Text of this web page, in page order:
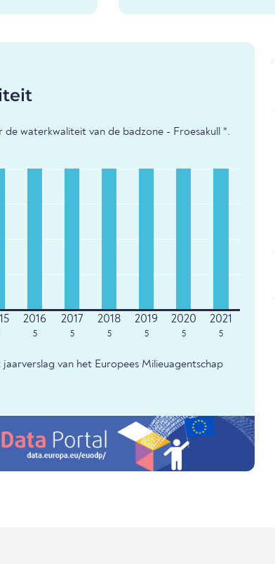
de waterkwaliteit van de badzone - Froesakull *.
5 5 5 5 5 5
van het Europees Milieuagentschap